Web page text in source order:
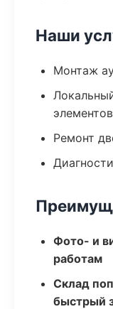
Наши
Монтаж
элементов
Ремонт
Фото- и
работам
Склад
быстрый